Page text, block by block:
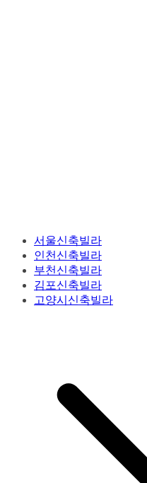
서울신축빌라
인천신축빌라
부천신축빌라
김포신축빌라
고양시신축빌라